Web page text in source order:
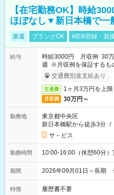
【在宅勤務OK】時給
ほぼなし▼新日本橋で一
派遣 ブランクOK WEB登録・面
給与
時給3000円 月収例 30
週 ※月収例を保証するも
ービス利用可（利用条件有
交通費別途支給あり
交通費 1ヶ月3万円を上
月収例 30万円～
勤務地
東京都中央区
新日本橋駅から徒歩3分 /
サ－ビス
勤務時間 10:00-16:00（休憩60分）
期間 2026年09月01日～長期
特徴 履歴書不要